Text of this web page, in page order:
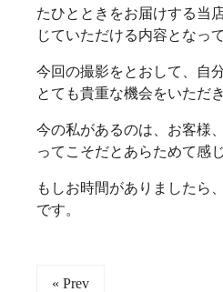
たひとときをお届けする当
じていただける内容となっ
今回の撮影をとおして、自
とても貴重な機会をいただ
今の私があるのは、お客様
ってこそだとあらためて感
もしお時間がありましたら
です。
« Prev